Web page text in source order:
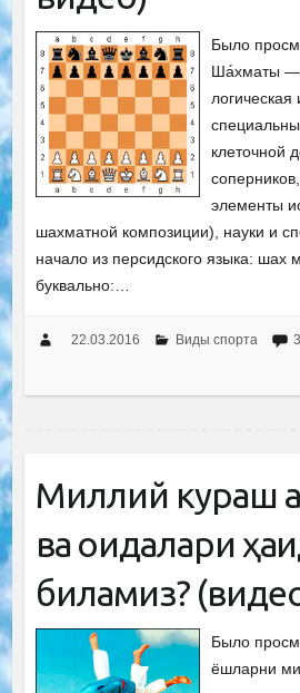
Было
Ша́хматы —
логическая
клеточной
элементы
шахматной композиции), науки и
начало из персидского языка: шах
буквально:…
22.03.2016 Виды спорта
Миллий кураш
ва қоидалари
биламиз?
Было
ёшларни